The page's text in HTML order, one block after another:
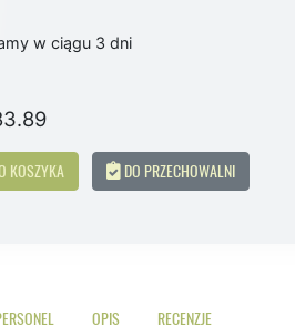
w ciągu 3 dni
KOSZYKA DO PRZECHOWALNI
OPIS RECENZJE